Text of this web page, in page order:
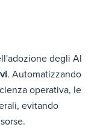
degli AI
. Automatizzando
operativa, le
evitando